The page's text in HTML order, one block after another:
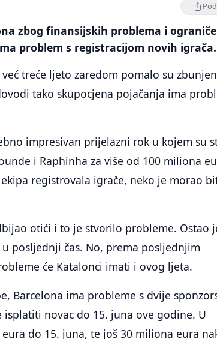
zbog finansijskih problema i
problem s registracijom novih igrača.
treće ljeto zaredom pomalo su
tako skupocjena pojačanja ima
impresivan prijelazni rok u kojem su
i Raphinha za više od 100 miliona
registrovala igrače, neko je morao
otići i to je stvorilo probleme. Ostao
posljednji čas. No, prema posljednjim
će Katalonci imati i ovog ljeta.
Barcelona ima probleme s dvije
novac do 15. juna ove godine. U
do 15. juna, te još 30 miliona eura